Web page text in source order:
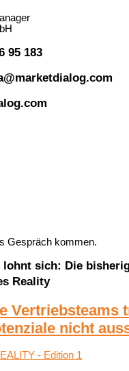
95 183
Gespräch kommen.
sich: Die
Reality
Vertriebsteams
nicht
- Edition 1